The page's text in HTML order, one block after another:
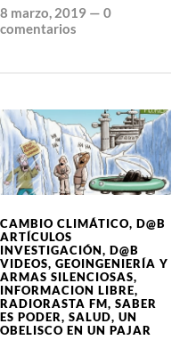
8 marzo, 2019 — 0
comentarios
CAMBIO CLIMÁTICO, D@B
ARTÍCULOS
INVESTIGACIÓN, D@B
VIDEOS, GEOINGENIERÍA Y
ARMAS SILENCIOSAS,
INFORMACION LIBRE,
RADIORASTA FM, SABER
ES PODER, SALUD, UN
OBELISCO EN UN PAJAR